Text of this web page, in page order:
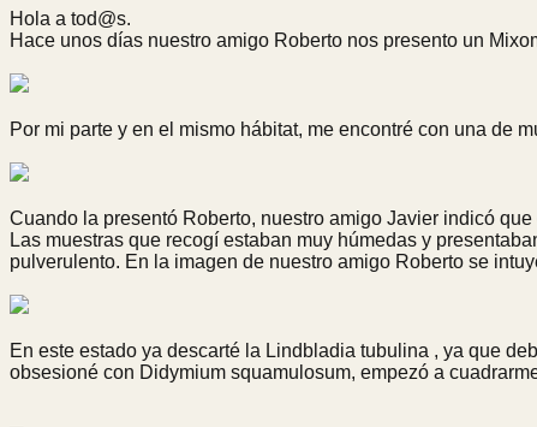
Hola a tod@s.
Hace unos días nuestro amigo Roberto nos presento un
Por mi parte y en el mismo hábitat, me encontré con una de
Cuando la presentó Roberto, nuestro amigo Javier indicó
Las muestras que recogí estaban muy húmedas y
pulverulento. En la imagen de nuestro amigo Roberto se
En este estado ya descarté la Lindbladia tubulina , ya que
obsesioné con Didymium squamulosum, empezó a